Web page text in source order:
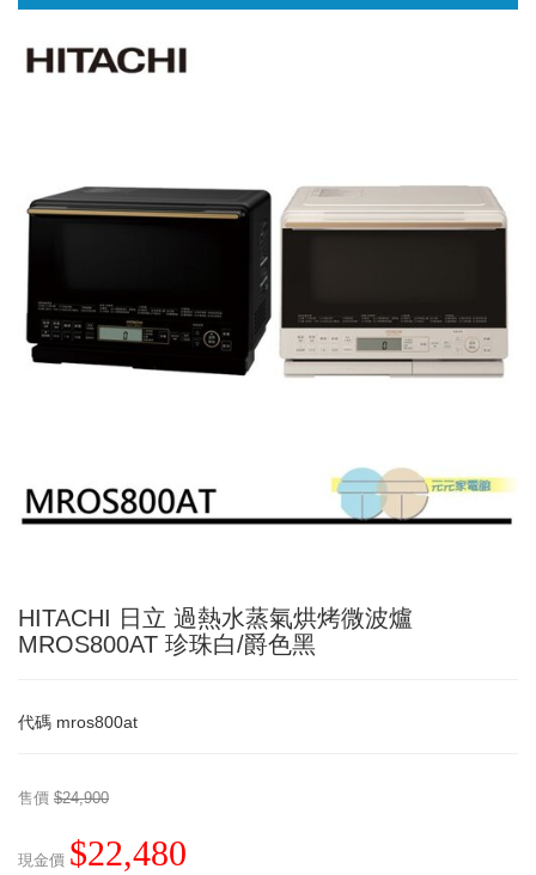
HITACHI 日立 過熱水蒸氣烘烤微波爐
MROS800AT 珍珠白/爵色黑
代碼 mros800at
售價 $24,900
現金價 $22,480